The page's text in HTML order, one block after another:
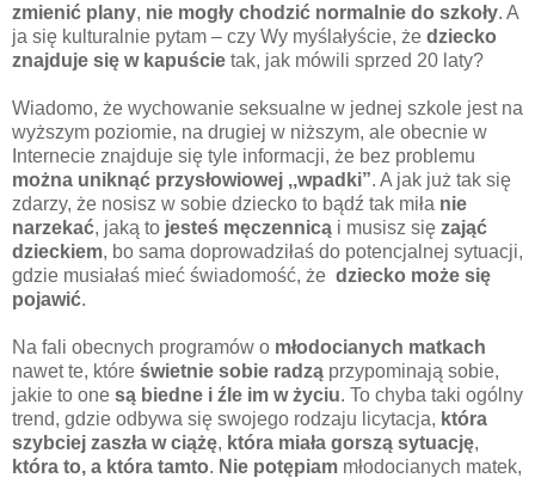
zmienić plany, nie mogły chodzić normalnie do szkoły. A
ja się kulturalnie pytam – czy Wy myślałyście, że dziecko
znajduje się w kapuście tak, jak mówili sprzed 20 laty?
Wiadomo, że wychowanie seksualne w jednej szkole jest na
wyższym poziomie, na drugiej w niższym, ale obecnie w
Internecie znajduje się tyle informacji, że bez problemu
można uniknąć przysłowiowej ,,wpadki”. A jak już tak się
zdarzy, że nosisz w sobie dziecko to bądź tak miła nie
narzekać, jaką to jesteś męczennicą i musisz się zająć
dzieckiem, bo sama doprowadziłaś do potencjalnej sytuacji,
gdzie musiałaś mieć świadomość, że dziecko może się
pojawić.
Na fali obecnych programów o młodocianych matkach
nawet te, które świetnie sobie radzą przypominają sobie,
jakie to one są biedne i źle im w życiu. To chyba taki ogólny
trend, gdzie odbywa się swojego rodzaju licytacja, która
szybciej zaszła w ciążę, która miała gorszą sytuację,
która to, a która tamto. Nie potępiam młodocianych matek,